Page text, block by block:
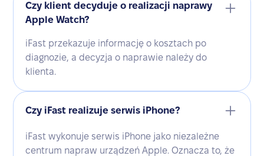
Czy klient decyduje o realizacji naprawy
Apple Watch?
iFast przekazuje informację o kosztach po
diagnozie, a decyzja o naprawie należy do
klienta.
Czy iFast realizuje serwis iPhone?
iFast wykonuje serwis iPhone jako niezależne
centrum napraw urządzeń Apple. Oznacza to, że